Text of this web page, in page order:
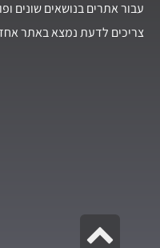
עבור אתרים בנושאים שונים
צריכים לדעת נמצא באתר